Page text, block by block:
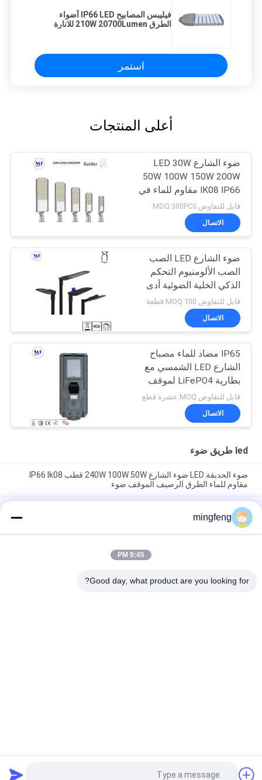
فيليبس المصابيح IP66 LED أضواء
الطرق 210W 20700Lumen للانارة
استمر
أعلى المنتجات
ضوء الشارع LED 30W
50W 100W 150W 200W
IK08 IP66 مقاوم للماء في
الهواء الطلق وقوف
السيارات الإضاءة
قابل للتفاوض MOQ:300PCS
الاتصال
ضوء الشارع LED الصب
الصب الألومنيوم التحكم
الذكي الخلية الضوئية أدى
ضوء الطريق الحديقة
قابل للتفاوض MOQ:100 قطعة
الاتصال
IP65 مضاد للماء مصباح
الشارع LED الشمسي مع
بطارية LiFePO4 لموقف
السيارات الحديقة
قابل للتفاوض MOQ:عشرة قطع
الاتصال
led طريق ضوء
ضوء الحديقة LED ضوء الشارع 240W 100W 50W قطب IP66 Ik08
مقاوم للماء الطرق الرصيف الموقف ضوء
240W لمنصة محطة الحافلات
فئات شعبية
mingfeng
9:45 PM
Good day, what product are you looking for?